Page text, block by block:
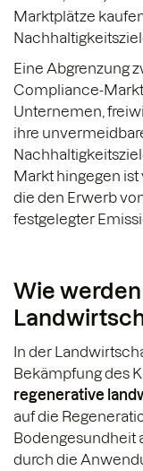
Marktplätze
Eine Abgrenzung
Compliance-
Unternemen,
ihre
Markt hingegen
die den Erwerb
festgelegter
Wie
In der
Bekämpfung des
regenerative
auf die
Bodengesundheit
durch die